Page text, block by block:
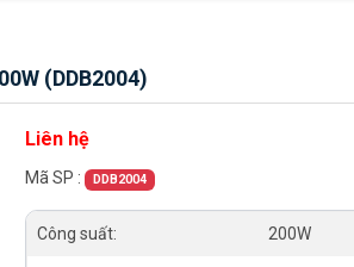
(DDB2004)
Liên hệ
Mã SP : DDB2004
Công suất: 200W